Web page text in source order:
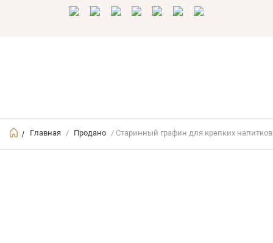
/ Главная / Продано / Старинный графин для крепких напитков